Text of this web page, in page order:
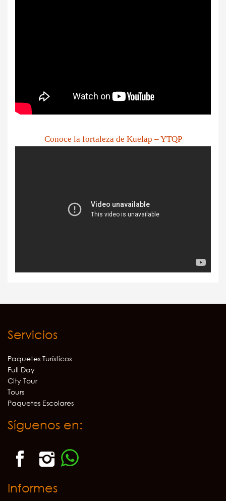
Conoce la fortaleza de Kuelap – YTQP
Servicios
Paquetes Turísticos
Full Day
City Tour
Tours
Paquetes Escolares
Síguenos en:
Informes